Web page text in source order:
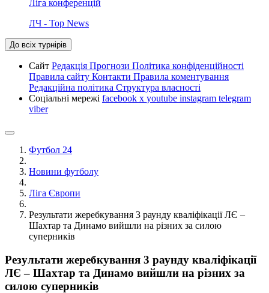
Ліга конференцій
ЛЧ - Top News
До всіх турнірів
Сайт Редакція Прогнози Політика конфіденційності
Правила сайту Контакти Правила коментування
Редакційна політика Структура власності
Соціальні мережі facebook x youtube instagram telegram
viber
Футбол 24
Новини футболу
Ліга Європи
Результати жеребкування 3 раунду кваліфікації ЛЄ –
Шахтар та Динамо вийшли на різних за силою
суперників
Результати жеребкування 3 раунду кваліфікації
ЛЄ – Шахтар та Динамо вийшли на різних за
силою суперників